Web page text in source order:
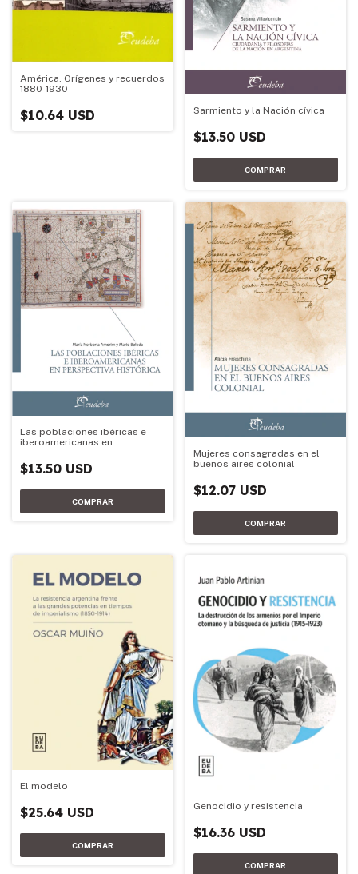
América. Orígenes y recuerdos
1880-1930
$10.64 USD Sarmiento y la Nación cívica
$13.50 USD
Las poblaciones ibéricas e
iberoamericanas en
$13.50 USD
Mujeres consagradas en el
buenos aires colonial
$12.07 USD
El modelo
$25.64 USD Genocidio y resistencia
$16.36 USD